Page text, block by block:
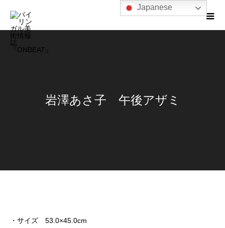
岩澤あさ子 午後アザミ
・サイズ 53.0×45.0cm
Japanese